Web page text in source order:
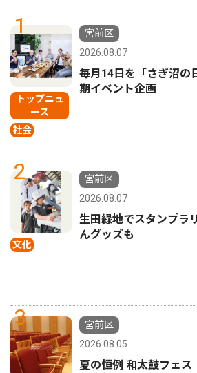
1
トップニュ
ース
社会
宮前区
2026.08.07
毎月14日を「さぎ沼
期イベント企画
2
文化
宮前区
2026.08.07
生田緑地でスタンプ
んグッズも
3
宮前区
2026.08.05
夏の恒例 和太鼓フェ